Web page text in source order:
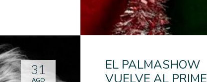
31
AGO
EL PALMASHOW
VUELVE AL PRIME